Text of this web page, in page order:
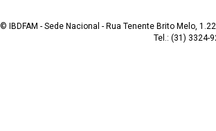
© IBDFAM - Sede Nacional - Rua Tenente Brito Melo,
Tel.: (31) 3324-